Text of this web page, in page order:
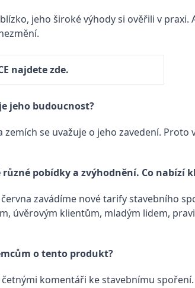
jeho široké výhody si ověřili v
najdete zde.
jeho budoucnost?
se uvažuje o jeho zavedení.
pobídky a zvýhodnění. Co nabízí
zavádíme nové tarify stavebního
úvěrovým klientům, mladým lidem,
o tento produkt?
komentáři ke stavebnímu